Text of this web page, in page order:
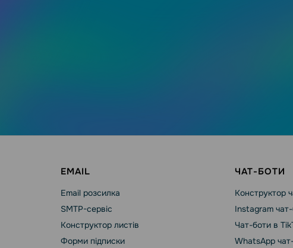
EMAIL
Email розсилка
SMTP-сервіс
Конструктор листів
Форми підписки
ЧАТ-БОТИ
Конструктор
Instagram
Чат-боти в
WhatsApp